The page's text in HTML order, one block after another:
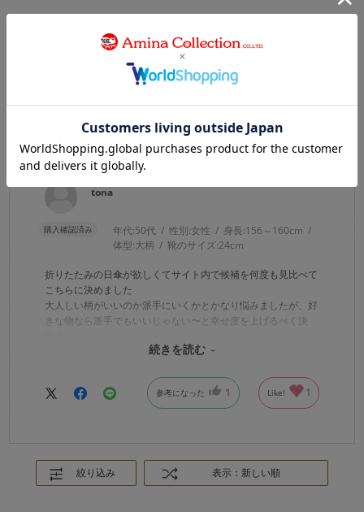
好きな物を持つ幸せを
カラー：ﾊﾞﾗ
tona
購入確認済み 年代:50代 性別:女性 身長:156～160cm
体型:大柄 靴のサイズ:24cm
折りたたみの日傘が欲しくてサイト内で候補を何度も見比べて
こちらに決めました
大人しい柄がいいのか派手にいくかとかなり悩みましたが、好
きな物なら派手でもいいじゃない〜と幸せ度を上げるべく決
開閉ボタンは平で押しやすいです
閉じた際に畳む感触というか感覚は通常の雨傘よりふんわりし
持ち手がバンブーとありますが握りやすくて滑る事も無くスト
レスはありませんでした
ただ 持ち手が存在感を出していて鞄にコンパクト収納をとは
なりませんので、そこはお手持ちの鞄との相性次第かと思いま
続きを読む
参考になった 1 Like! 1
絞り込み 表示：新しい順